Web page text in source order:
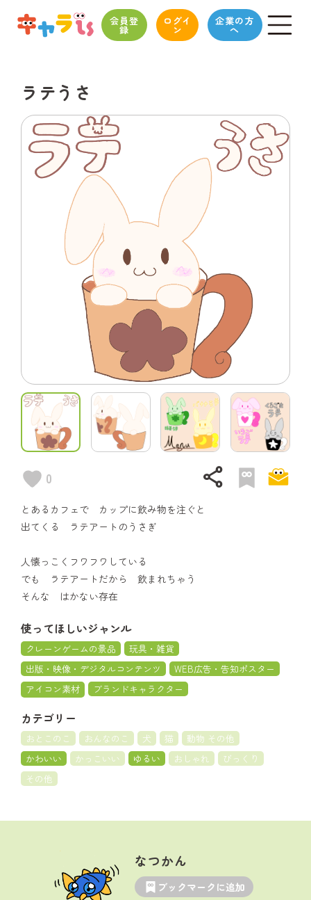
会員登
録
ログイ
ン
企業の方
へ
ラテうさ
0 share
とあるカフェで カップに飲み物を注ぐと
出てくる ラテアートのうさぎ
人懐っこくフワフワしている
でも ラテアートだから 飲まれちゃう
そんな はかない存在
使ってほしいジャンル
クレーンゲームの景品
玩具・雑貨
出版・映像・デジタルコンテンツ
WEB広告・告知ポスター
アイコン素材
ブランドキャラクター
カテゴリー
おとこのこ おんなのこ 犬 猫
動物 その他
かわいい
かっこいい ゆるい おしゃれ
びっくり
その他
なつかん
ブックマークに追加